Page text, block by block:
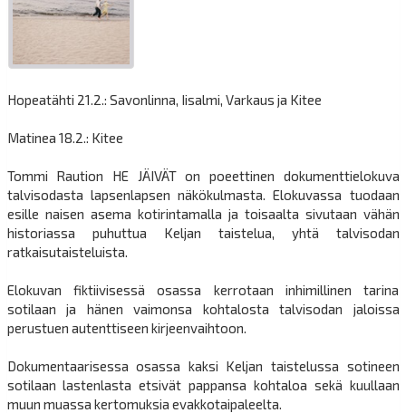
Hopeatähti 21.2.: Savonlinna, Iisalmi, Varkaus ja Kitee
Matinea 18.2.: Kitee
Tommi Raution HE JÄIVÄT on poeettinen dokumenttielokuva
talvisodasta lapsenlapsen näkökulmasta. Elokuvassa tuodaan
esille naisen asema kotirintamalla ja toisaalta sivutaan vähän
historiassa puhuttua Keljan taistelua, yhtä talvisodan
ratkaisutaisteluista.
Elokuvan fiktiivisessä osassa kerrotaan inhimillinen tarina
sotilaan ja hänen vaimonsa kohtalosta talvisodan jaloissa
perustuen autenttiseen kirjeenvaihtoon.
Dokumentaarisessa osassa kaksi Keljan taistelussa sotineen
sotilaan lastenlasta etsivät pappansa kohtaloa sekä kuullaan
muun muassa kertomuksia evakkotaipaleelta.